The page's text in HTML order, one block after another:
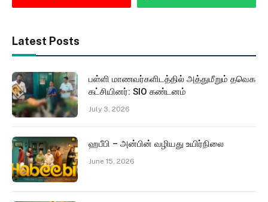
Latest Posts
பள்ளி மாணவர்களிடத்தில் அத்துமீறும் தவெக
கட்சியினர்: SIO கண்டனம்
July 3, 2026
ஹபீபி – அன்பின் வழியது உயிர்நிலை
June 15, 2026